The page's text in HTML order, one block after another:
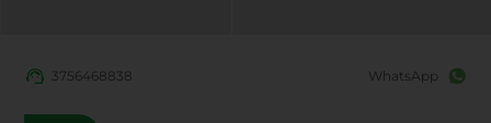
3756468838 WhatsApp